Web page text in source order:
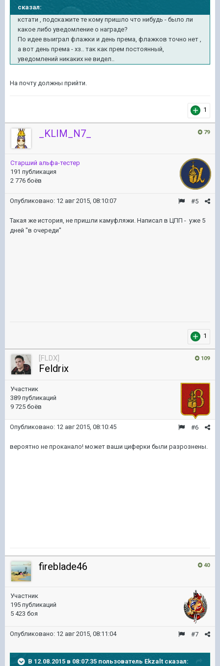
сказал:
кстати , подскажите те кому пришло что нибудь - было ли
какое либо уведомление о награде?
По идее выиграл флажки и день према, флажков точно нет ,
а вот день према - хз.. так как прем постоянный,
уведомлений никаких не видел..
На почту должны прийти.
1
79
_KLIM_N7_
Старший альфа-тестер
191 публикация
2 776 боёв
#5
Опубликовано: 12 авг 2015, 08:10:07
Такая же история, не пришли камуфляжи. Написал в ЦПП - уже 5
дней "в очереди"
1
109
[FLDX]
Feldrix
Участник
389 публикаций
9 725 боёв
#6
Опубликовано: 12 авг 2015, 08:10:45
вероятно не проканало! может ваши циферки были разрознены.
40
fireblade46
Участник
195 публикаций
5 423 боя
#7
Опубликовано: 12 авг 2015, 08:11:04
В 12.08.2015 в 08:07:35 пользователь Ekzalt сказал: